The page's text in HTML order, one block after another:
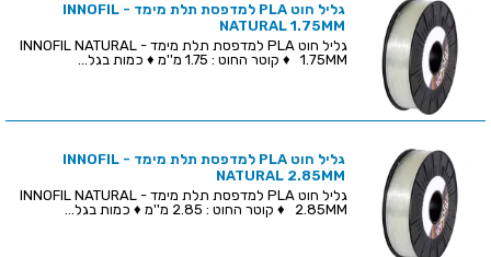
גליל חוט PLA למדפסת תלת מימד - INNOFIL
NATURAL 1.75MM
גליל חוט PLA למדפסת תלת מימד - INNOFIL NATURAL
1.75MM ♦ קוטר החוט : 1.75 מ''מ ♦ כמות בגל...
גליל חוט PLA למדפסת תלת מימד - INNOFIL
NATURAL 2.85MM
גליל חוט PLA למדפסת תלת מימד - INNOFIL NATURAL
2.85MM ♦ קוטר החוט : 2.85 מ''מ ♦ כמות בגל...